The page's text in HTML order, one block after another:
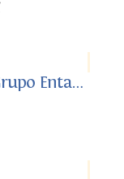
Recital de música: Grupo Entavía